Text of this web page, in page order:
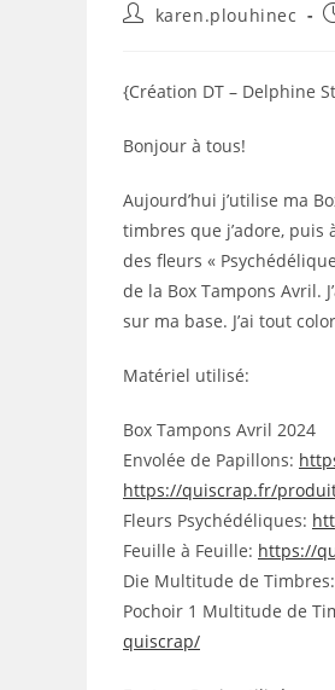
Auteur/autrice
publication :
karen.plouhinec
{Création DT – Delphine
Bonjour à tous!
Aujourd’hui j’utilise ma
timbres que j’adore, puis
des fleurs «
de la Box Tampons Avril.
sur ma base. J’ai tout
Matériel utilisé:
Box Tampons Avril 2024
Envolée de Papillons:
https://quiscrap.fr/
Fleurs Psychédéliques:
Feuille à Feuille: https://
Die Multitude de Timbres:
Pochoir 1 Multitude de
quiscrap/